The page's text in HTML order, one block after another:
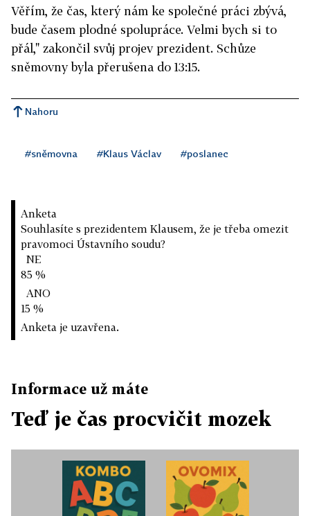
Věřím, že čas, který nám ke společné práci zbývá,
bude časem plodné spolupráce. Velmi bych si to
přál," zakončil svůj projev prezident. Schůze
sněmovny byla přerušena do 13:15.
Nahoru
#sněmovna #Klaus Václav #poslanec
Anketa
Souhlasíte s prezidentem Klausem, že je třeba omezit
pravomoci Ústavního soudu?
NE
85 %
ANO
15 %
Anketa je uzavřena.
Informace už máte
Teď je čas procvičit mozek